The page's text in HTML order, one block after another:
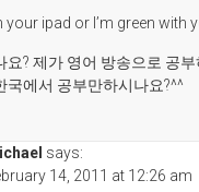
your ipad or I’m green with
요? 제가 영어 방송으로 공
국에서 공부만하시나요?^^
says:
14, 2011 at 12:26 am